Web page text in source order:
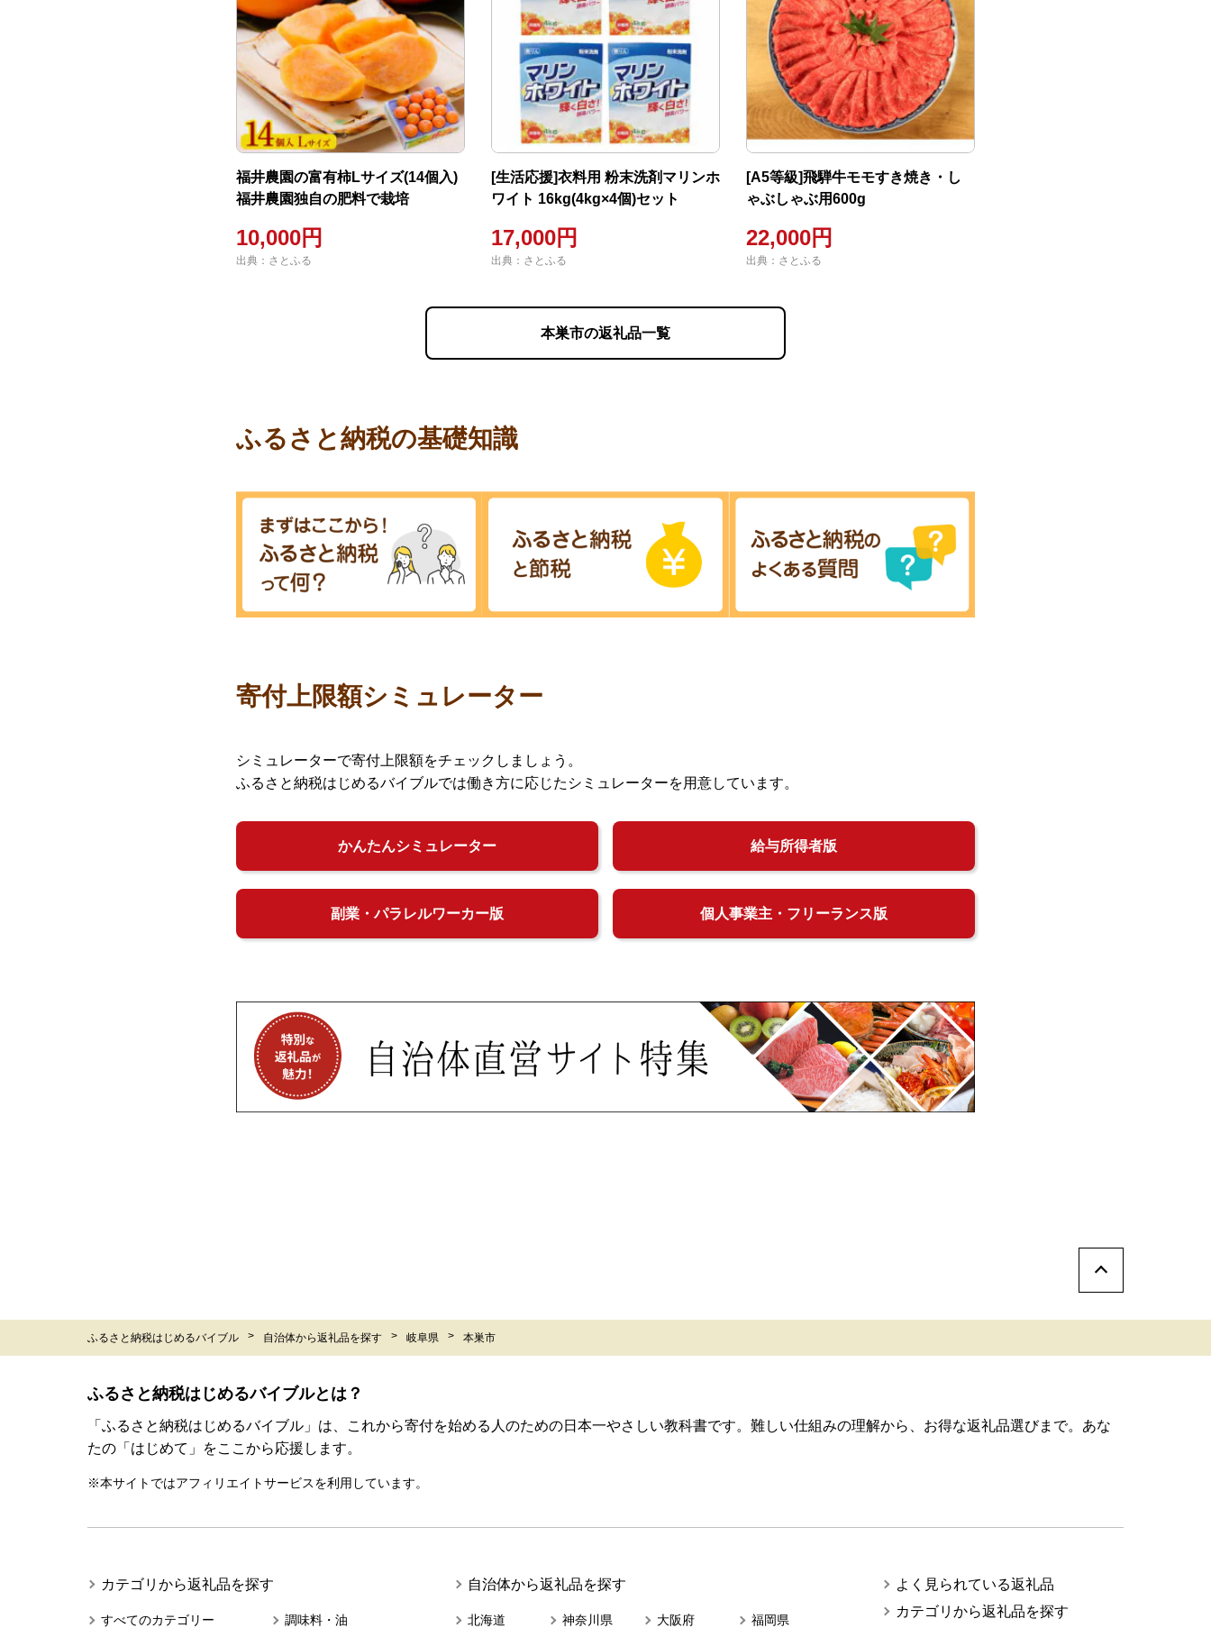
福井農園の富有柿Lサイズ(14個入)
福井農園独自の肥料で栽培
10,000円
出典：さとふる
[生活応援]衣料用 粉末洗剤マリンホ
ワイト 16kg(4kg×4個)セット
17,000円
出典：さとふる
[A5等級]飛騨牛モモすき焼き・し
ゃぶしゃぶ用600g
22,000円
出典：さとふる
本巣市の返礼品一覧
ふるさと納税の基礎知識
寄付上限額シミュレーター
シミュレーターで寄付上限額をチェックしましょう。
ふるさと納税はじめるバイブルでは働き方に応じたシミュレーターを用意しています。
かんたんシミュレーター 給与所得者版
副業・パラレルワーカー版 個人事業主・フリーランス版
ふるさと納税はじめるバイブル 自治体から返礼品を探す 岐阜県 本巣市
ふるさと納税はじめるバイブルとは？
「ふるさと納税はじめるバイブル」は、これから寄付を始める人のための日本一やさしい教科書です。難しい仕組みの理解から、お得な返礼品選びまで。あな
たの「はじめて」をここから応援します。
※本サイトではアフィリエイトサービスを利用しています。
カテゴリから返礼品を探す
すべてのカテゴリー 調味料・油
自治体から返礼品を探す
北海道 神奈川県 大阪府 福岡県
よく見られている返礼品
カテゴリから返礼品を探す